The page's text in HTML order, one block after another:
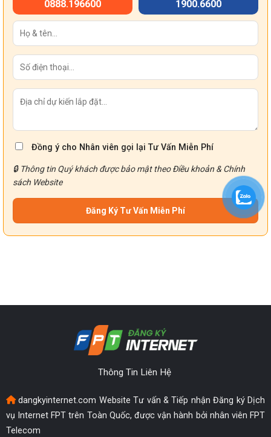
0888.196600 1900.6600
Đồng ý cho Nhân viên gọi lại Tư Vấn Miễn Phí
🔒 Thông tin Quý khách được bảo mật theoĐiều khoản & Chính
sách Website
Thông Tin Liên Hệ
dangkyinternet.com Website Tư vấn & Tiếp nhận Đăng ký Dịch
vụ Internet FPT trên Toàn Quốc, được vận hành bởi nhân viên FPT
Telecom